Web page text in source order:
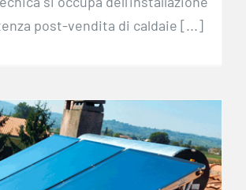
post-vendita di caldaie [...]